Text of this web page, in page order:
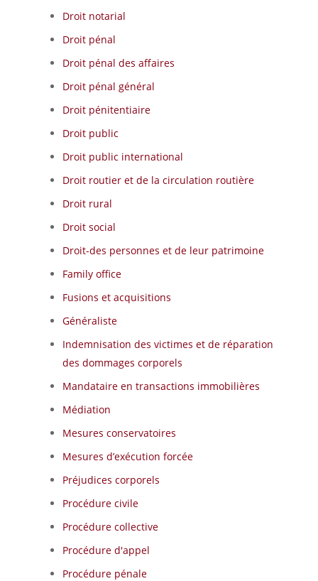
Droit notarial
Droit pénal
Droit pénal des affaires
Droit pénal général
Droit pénitentiaire
Droit public
Droit public international
Droit routier et de la circulation routière
Droit rural
Droit social
Droit-des personnes et de leur patrimoine
Family office
Fusions et acquisitions
Généraliste
Indemnisation des victimes et de réparation
des dommages corporels
Mandataire en transactions immobilières
Médiation
Mesures conservatoires
Mesures d’exécution forcée
Préjudices corporels
Procédure civile
Procédure collective
Procédure d'appel
Procédure pénale